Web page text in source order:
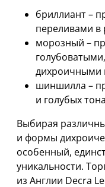
бриллиант –
переливами в
морозный –
дихроичными
шиншилла –
и голубых
Выбирая
и формы
особенный,
уникальности.
из Англии Decra